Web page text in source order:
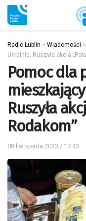
Radio Lublin > Wiadomości >
Ukrainie. Ruszyła akcja
Pomoc dla
Ruszyła
Rodakom”
08 listopada 2023 / 17:43